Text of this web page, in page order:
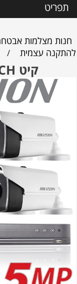
תפריט
חנות מצלמות
להתקנה עצמית
/
קיט HIKVISION 5MP 8CH